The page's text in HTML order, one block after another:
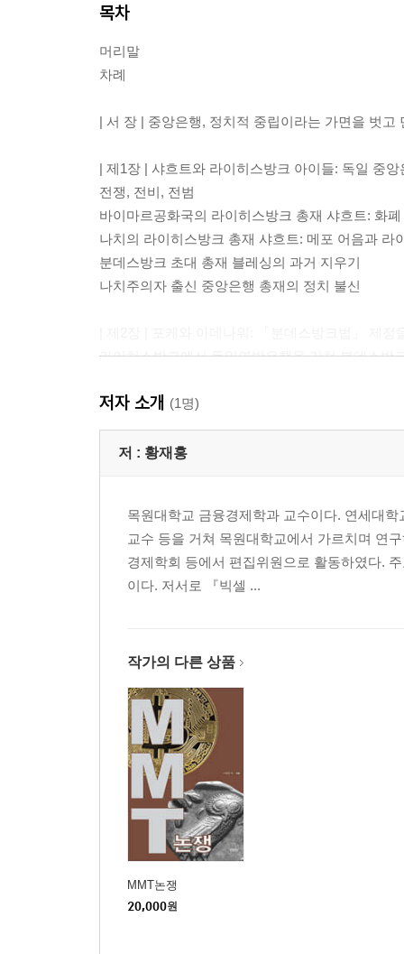
목차
머리말
차례
| 서 장 | 중앙은행, 정치적 중립이라는 가면을 벗고
| 제1장 | 샤흐트와 라이히스방크 아이들: 독일 중
전쟁, 전비, 전범
바이마르공화국의 라이히스방크 총재 샤흐트: 화
나치의 라이히스방크 총재 샤흐트: 메포 어음과 라
분데스방크 초대 총재 블레싱의 과거 지우기
나치주의자 출신 중앙은행 총재의 정치 불신
라이히스방크에서 독일연방은행을 거쳐 분데스방
재무장관 쉐퍼와 경제장관 에르하르트 사이의 이견
귀르체니히 사건과 아데나워 총리의 패배
포케만 맞고 아데나워는 틀린 것인가
옐런, 파월 그리고 트럼프
대공황 이후 연준의 제도적 변화
에클즈 안과 글래스 안
진주만 공습과 연준의 이자율 페그
| 제4장 | 볼커에서 버냉키까지: 누구의, 누구에 의
볼커와 콘티넨털 일리노이: 대마불사 구제금융의
그린스펀, 클린턴을 홀리다
롱텀 캐피탈 사태, 헤지펀드를 위해 민간 은행에 구
버냉키, 리먼 브라더스는 죽이고 AIG는 살리다
미국 민주주의와 연준의 구제금융 권한
중앙은행 독립성 이론은 구제금융을 품을 수 있을까
캐나다/영국의 중앙은행 총재에서 캐나다 총리로
저자 소개 (1명)
저 : 황재홍
목원대학교 금융경제학과 교수이다. 연세대
교수 등을 거쳐 목원대학교에서 가르치며 연
경제학회 등에서 편집위원으로 활동하였다.
이다. 저서로 『빅셀 ...
작가의 다른 상품
MMT논쟁
20,000원